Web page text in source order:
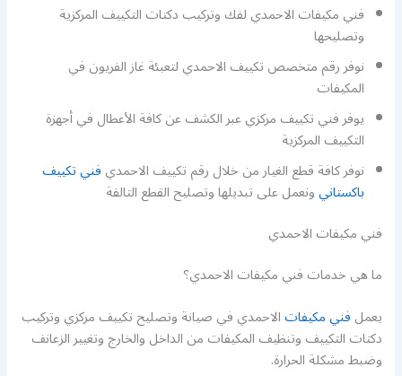
فني مكيفات الاحمدي لفك وتركيب دكتات التكييف المركزية
وتصليحها
نوفر رقم متخصص تكييف الاحمدي لتعبئة غاز الفريون في
المكيفات
يوفر فني تكييف مركزي عبر الكشف عن كافة الأعطال في أجهزة
التكييف المركزية
نوفر كافة قطع الغيار من خلال رقم تكييف الاحمديفني تكييف
باكستانيونعمل على تبديلها وتصليح القطع التالفة
فني مكيفات الاحمدي
ما هي خدمات فني مكيفات الاحمدي؟
يعملفني مكيفاتالاحمدي في صيانة وتصليح تكييف مركزي وتركيب
دكتات التكييف وتنظيف المكيفات من الداخل والخارج وتغيير الزعانف
وضبط مشكلة الحرارة.